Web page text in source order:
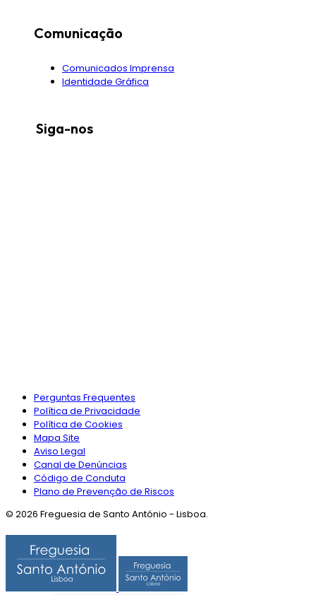
Comunicação
Comunicados Imprensa
Identidade Gráfica
Siga-nos
Perguntas Frequentes
Política de Privacidade
Política de Cookies
Mapa Site
Aviso Legal
Canal de Denúncias
Código de Conduta
Plano de Prevenção de Riscos
© 2026 Freguesia de Santo António - Lisboa.